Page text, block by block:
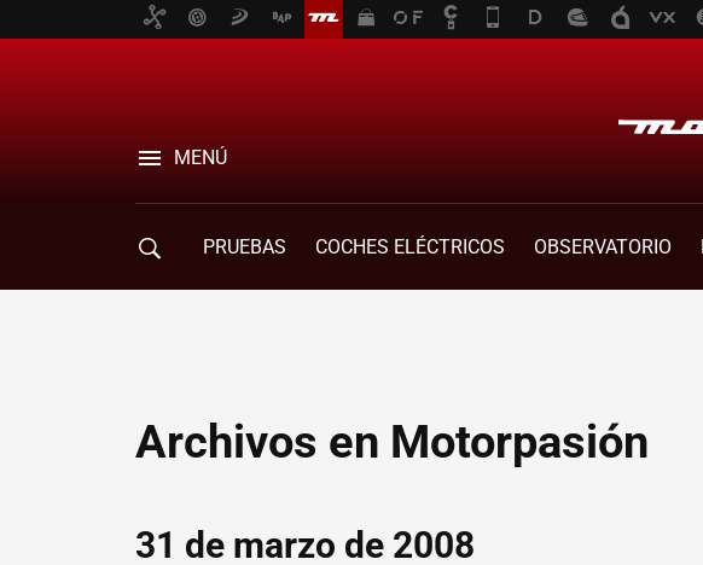
MENÚ
PRUEBAS COCHES ELÉCTRICOS OBSERVATORIO
Archivos en Motorpasión
31 de marzo de 2008